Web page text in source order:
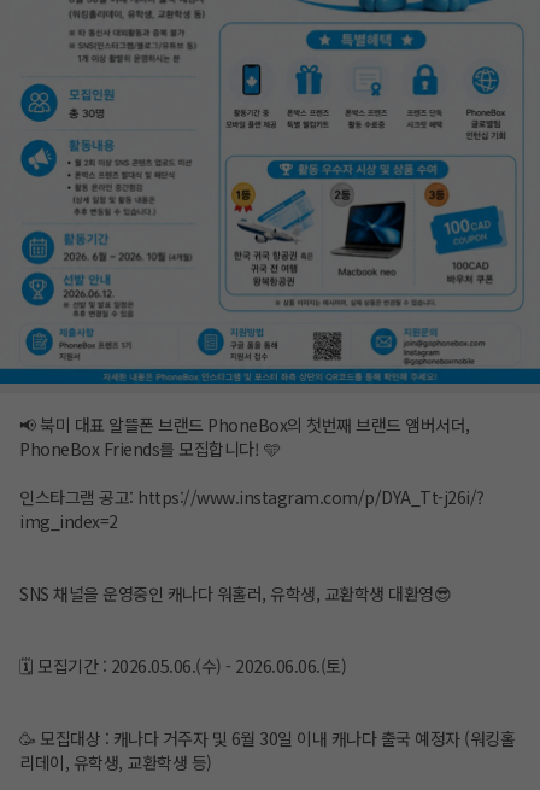
📢 북미 대표 알뜰폰 브랜드 PhoneBox의 첫번째 브랜드 앰버서더,
PhoneBox Friends를 모집합니다! 🩵
인스타그램 공고: https://www.instagram.com/p/DYA_Tt-j26i/?
img_index=2
SNS 채널을 운영중인 캐나다 워홀러, 유학생, 교환학생 대환영😎
🗓️ 모집기간 : 2026.05.06.(수) - 2026.06.06.(토)
🥳 모집대상 : 캐나다 거주자 및 6월 30일 이내 캐나다 출국 예정자 (워킹홀
리데이, 유학생, 교환학생 등)